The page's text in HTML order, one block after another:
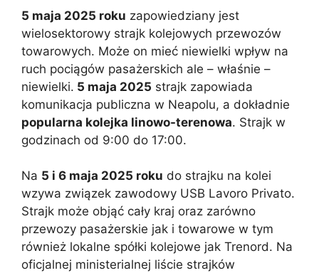
5 maja 2025 roku zapowiedziany jest
wielosektorowy strajk kolejowych przewozów
towarowych. Może on mieć niewielki wpływ na
ruch pociągów pasażerskich ale – właśnie –
niewielki. 5 maja 2025 strajk zapowiada
komunikacja publiczna w Neapolu, a dokładnie
popularna kolejka linowo-terenowa. Strajk w
godzinach od 9:00 do 17:00.
Na 5 i 6 maja 2025 roku do strajku na kolei
wzywa związek zawodowy USB Lavoro Privato.
Strajk może objąć cały kraj oraz zarówno
przewozy pasażerskie jak i towarowe w tym
również lokalne spółki kolejowe jak Trenord. Na
oficjalnej ministerialnej liście strajków